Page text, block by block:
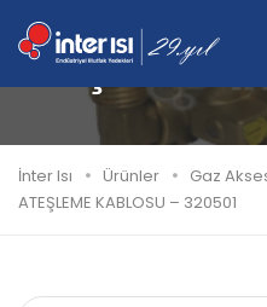
ATEŞLEME
İnter Isı Ürünler
Gaz
ATEŞLEME KABLOSU – 320501